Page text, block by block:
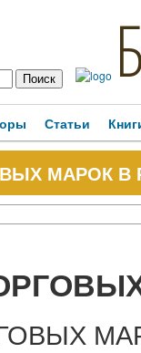
Статьи
МАРОК В